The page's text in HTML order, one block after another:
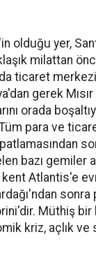
olduğu yer,
milattan
ticaret
gerek
orada
para ve
bazı gemiler
kent Atlantis'e
sonra
Müthiş bir
kriz, açlık ve